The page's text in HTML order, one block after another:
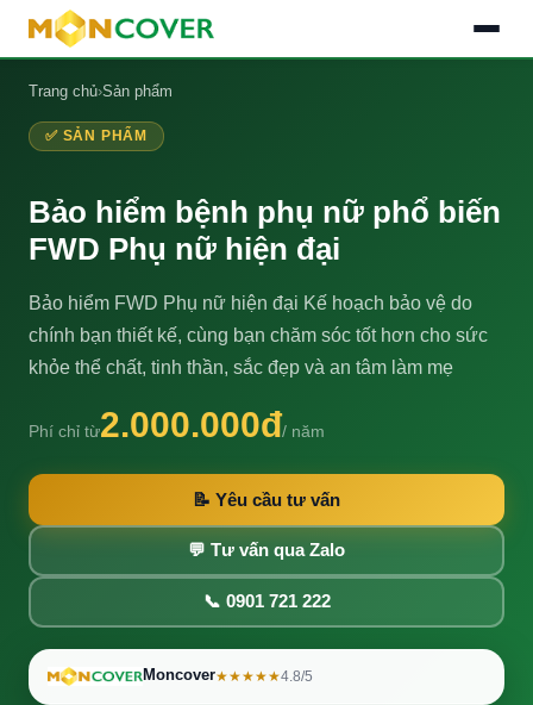
Trang chủ›Sản phẩm
✅ SẢN PHẨM
Bảo hiểm bệnh phụ nữ phổ biến
FWD Phụ nữ hiện đại
Bảo hiểm FWD Phụ nữ hiện đại Kế hoạch bảo vệ do
chính bạn thiết kế, cùng bạn chăm sóc tốt hơn cho sức
khỏe thể chất, tinh thần, sắc đẹp và an tâm làm mẹ
Phí chỉ từ2.000.000đ/ năm
📝 Yêu cầu tư vấn
💬 Tư vấn qua Zalo
📞 0901 721 222
Moncover★★★★★4.8/5